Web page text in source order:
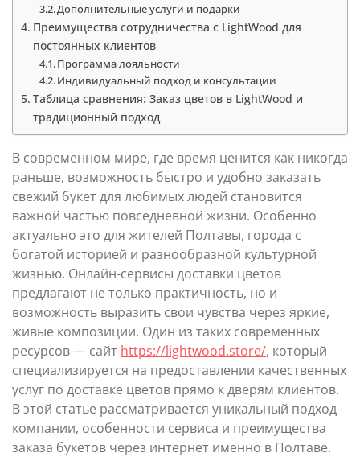
Дополнительные услуги и подарки
Преимущества сотрудничества с LightWood для
постоянных клиентов
Программа лояльности
Индивидуальный подход и консультации
Таблица сравнения: Заказ цветов в LightWood и
традиционный подход
В современном мире, где время ценится как никогда
раньше, возможность быстро и удобно заказать
свежий букет для любимых людей становится
важной частью повседневной жизни. Особенно
актуально это для жителей Полтавы, города с
богатой историей и разнообразной культурной
жизнью. Онлайн-сервисы доставки цветов
предлагают не только практичность, но и
возможность выразить свои чувства через яркие,
живые композиции. Один из таких современных
ресурсов — сайт https://lightwood.store/, который
специализируется на предоставлении качественных
услуг по доставке цветов прямо к дверям клиентов.
В этой статье рассматривается уникальный подход
компании, особенности сервиса и преимущества
заказа букетов через интернет именно в Полтаве.